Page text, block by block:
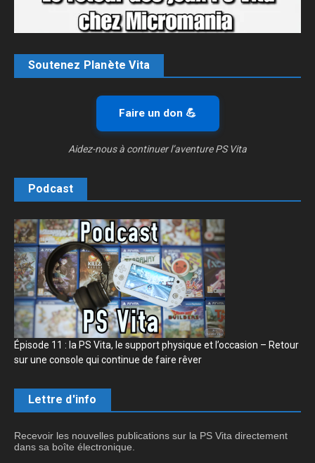
Soutenez Planète Vita
Faire un don 💪
Aidez-nous à continuer l’aventure PS Vita
Podcast
Épisode 11 : la PS Vita, le support physique et l’occasion – Retour
sur une console qui continue de faire rêver
Lettre d'info
Recevoir les nouvelles publications sur la PS Vita directement
dans sa boîte électronique.